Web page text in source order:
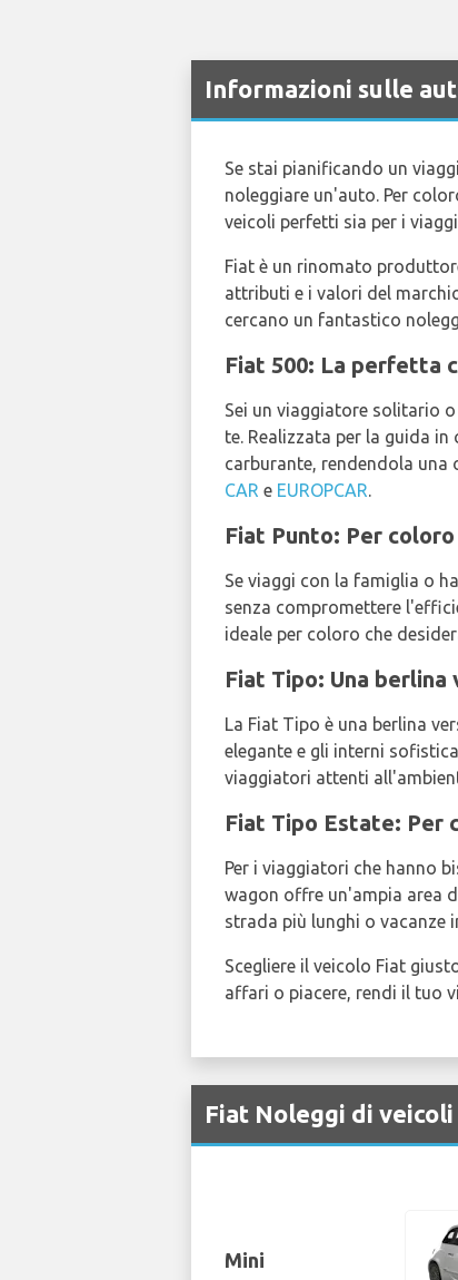
Informazioni sulle
Se stai pianificando un
noleggiare un'auto. Per
veicoli perfetti sia per i
Fiat è un rinomato
attributi e i valori del
cercano un fantastico
Fiat 500: La perfetta
Sei un viaggiatore solitario
te. Realizzata per la guida
carburante, rendendola una
CAR e EUROPCAR.
Fiat Punto: Per
Se viaggi con la famiglia o
senza compromettere
ideale per coloro che
Fiat Tipo: Una berlina
La Fiat Tipo è una berlina
elegante e gli interni
viaggiatori attenti
Fiat Tipo Estate: Per
Per i viaggiatori che hanno
wagon offre un'ampia area
strada più lunghi o vacanze
Scegliere il veicolo Fiat
affari o piacere, rendi il tuo
Fiat Noleggi di
Mini